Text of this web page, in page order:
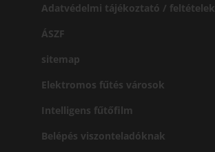
Adatvédelmi tájékoztató / feltételek
ÁSZF
sitemap
Elektromos fűtés városok
Intelligens fűtőfilm
Belépés viszonteladóknak